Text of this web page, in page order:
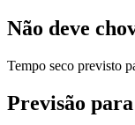
Não deve
Tempo seco previsto
Previsão